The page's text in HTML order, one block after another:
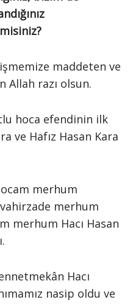
maddeten ve
Allah razı olsun.
hoca efendinin ilk
ve Hafız Hasan Kara
merhum
merhum
merhum Hacı Hasan
Hacı
nasip oldu ve